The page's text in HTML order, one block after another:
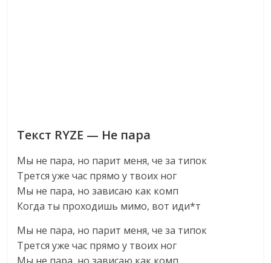
Текст RYZE — Не пара
Мы не пара, но парит меня, че за типок
Трется уже час прямо у твоих ног
Мы не пара, но зависаю как комп
Когда ты проходишь мимо, вот иди*т
Мы не пара, но парит меня, че за типок
Трется уже час прямо у твоих ног